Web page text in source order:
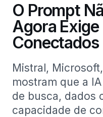
O Prompt
Agora
Conectados
Mistral,
mostram que a
de busca, dados
capacidade de